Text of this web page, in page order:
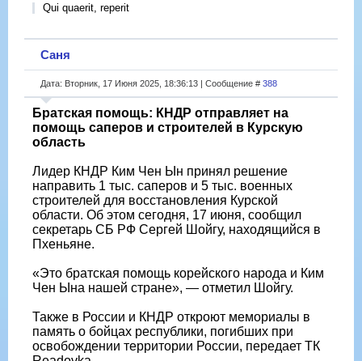
Qui quaerit, reperit
Саня
Дата: Вторник, 17 Июня 2025, 18:36:13 | Сообщение # 388
Братская помощь: КНДР отправляет на
помощь саперов и строителей в Курскую
область
Лидер КНДР Ким Чен Ын принял решение
направить 1 тыс. саперов и 5 тыс. военных
строителей для восстановления Курской
области. Об этом сегодня, 17 июня, сообщил
секретарь СБ РФ Сергей Шойгу, находящийся в
Пхеньяне.
«Это братская помощь корейского народа и Ким
Чен Ына нашей стране», — отметил Шойгу.
Также в России и КНДР откроют мемориалы в
память о бойцах республики, погибших при
освобождении территории России, передает ТК